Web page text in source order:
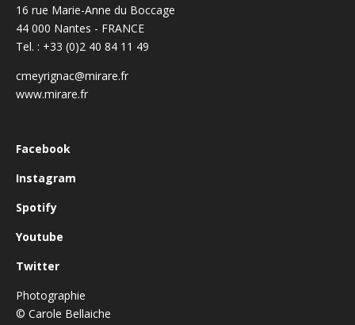
16 rue Marie-Anne du Boccage
44 000 Nantes - FRANCE
Tel. : +33 (0)2 40 84 11 49
cmeyrignac@mirare.fr
www.mirare.fr
Facebook
Instagram
Spotify
Youtube
Twitter
Photographie
© Carole Bellaiche